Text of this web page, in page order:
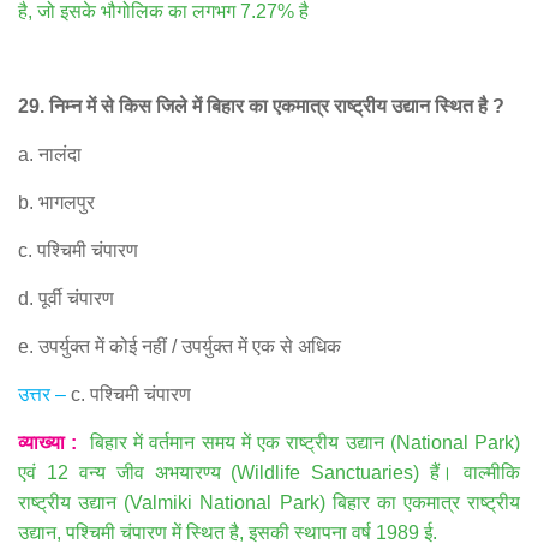
है,जो इसके भौगोलिक का लगभग7.27%है
29.निम्न में से किस जिले में बिहार का एकमात्र राष्ट्रीय उद्यान स्थित है?
a. नालंदा
b. भागलपुर
c. पश्चिमी चंपारण
d. पूर्वी चंपारण
e. उपर्युक्त में कोई नहीं /उपर्युक्त में एक से अधिक
उत्तर– c. पश्चिमी चंपारण
व्याख्या: बिहार में वर्तमान समय में एक राष्ट्रीय उद्यान(National Park)
एवं 12वन्य जीव अभयारण्य(Wildlife Sanctuaries)हैं। वाल्मीकि
राष्ट्रीय उद्यान(Valmiki National Park)बिहार का एकमात्र राष्ट्रीय
उद्यान,पश्चिमी चंपारण में स्थित है,इसकी स्थापना वर्ष 1989ई.